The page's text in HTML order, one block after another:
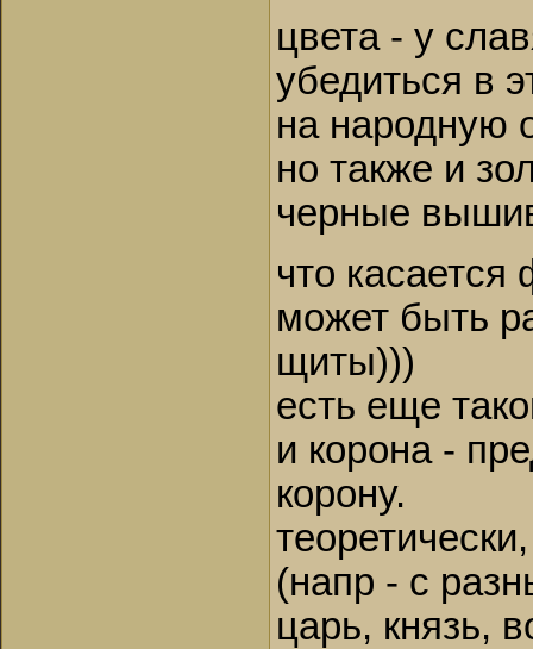
цвета - у
убедиться в
на народную
но также и
черные
что
может быть
щиты)))
есть еще
и корона -
корону.
(напр - с
царь, князь,